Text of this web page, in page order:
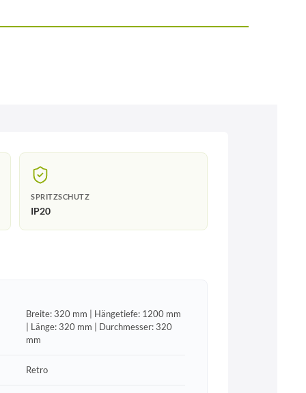
SPRITZSCHUTZ
IP20
Breite: 320 mm | Hängetiefe: 1200 mm
| Länge: 320 mm | Durchmesser: 320
mm
Retro